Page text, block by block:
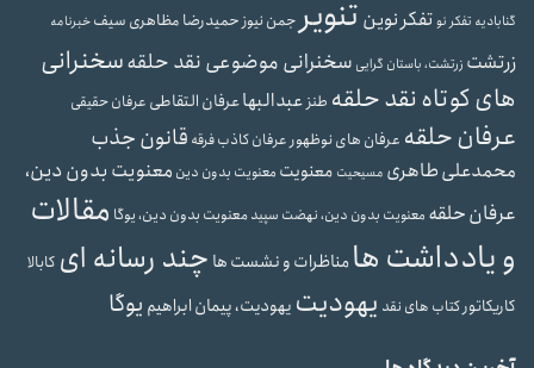
گنابادیه تفکر نوتفکر نوین تنویر جمن نیوزحمیدرضا مظاهری سیفخبرنامه
زرتشت زرتشت، باستان گرایی سخنرانی موضوعی نقد حلقهسخنرانی
های کوتاه نقد حلقه طنزعبدالبهاعرفان التقاطی عرفان حقیقی
عرفان حلقه عرفان های نوظهور عرفان کاذبفرقه قانون جذب
محمدعلی طاهری مسیحیت معنویت معنویت بدون دین معنویت بدون دین،
عرفان حلقه معنویت بدون دین، نهضت سپیدمعنویت بدون دین، یوگا مقالات
و یادداشت هامناظرات و نشست ها چند رسانه ای کابالا
کاریکاتور کتاب های نقد یهودیت یهودیت، پیمان ابراهیم یوگا